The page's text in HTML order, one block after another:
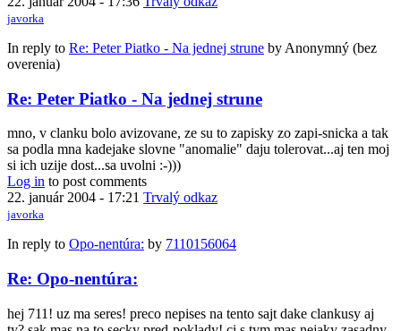
javorka
In reply to Re: Peter Piatko - Na jednej strune by Anonymný (bez
overenia)
Re: Peter Piatko - Na jednej strune
mno, v clanku bolo avizovane, ze su to zapisky zo zapi-snicka a tak
sa podla mna kadejake slovne "anomalie" daju tolerovat...aj ten moj
si ich uzije dost...sa uvolni :-)))
Log in to post comments
22. január 2004 - 17:21 Trvalý odkaz
javorka
In reply to Opo-nentúra: by 7110156064
Re: Opo-nentúra:
hej 711! uz ma seres! preco nepises na tento sajt dake clankusy aj